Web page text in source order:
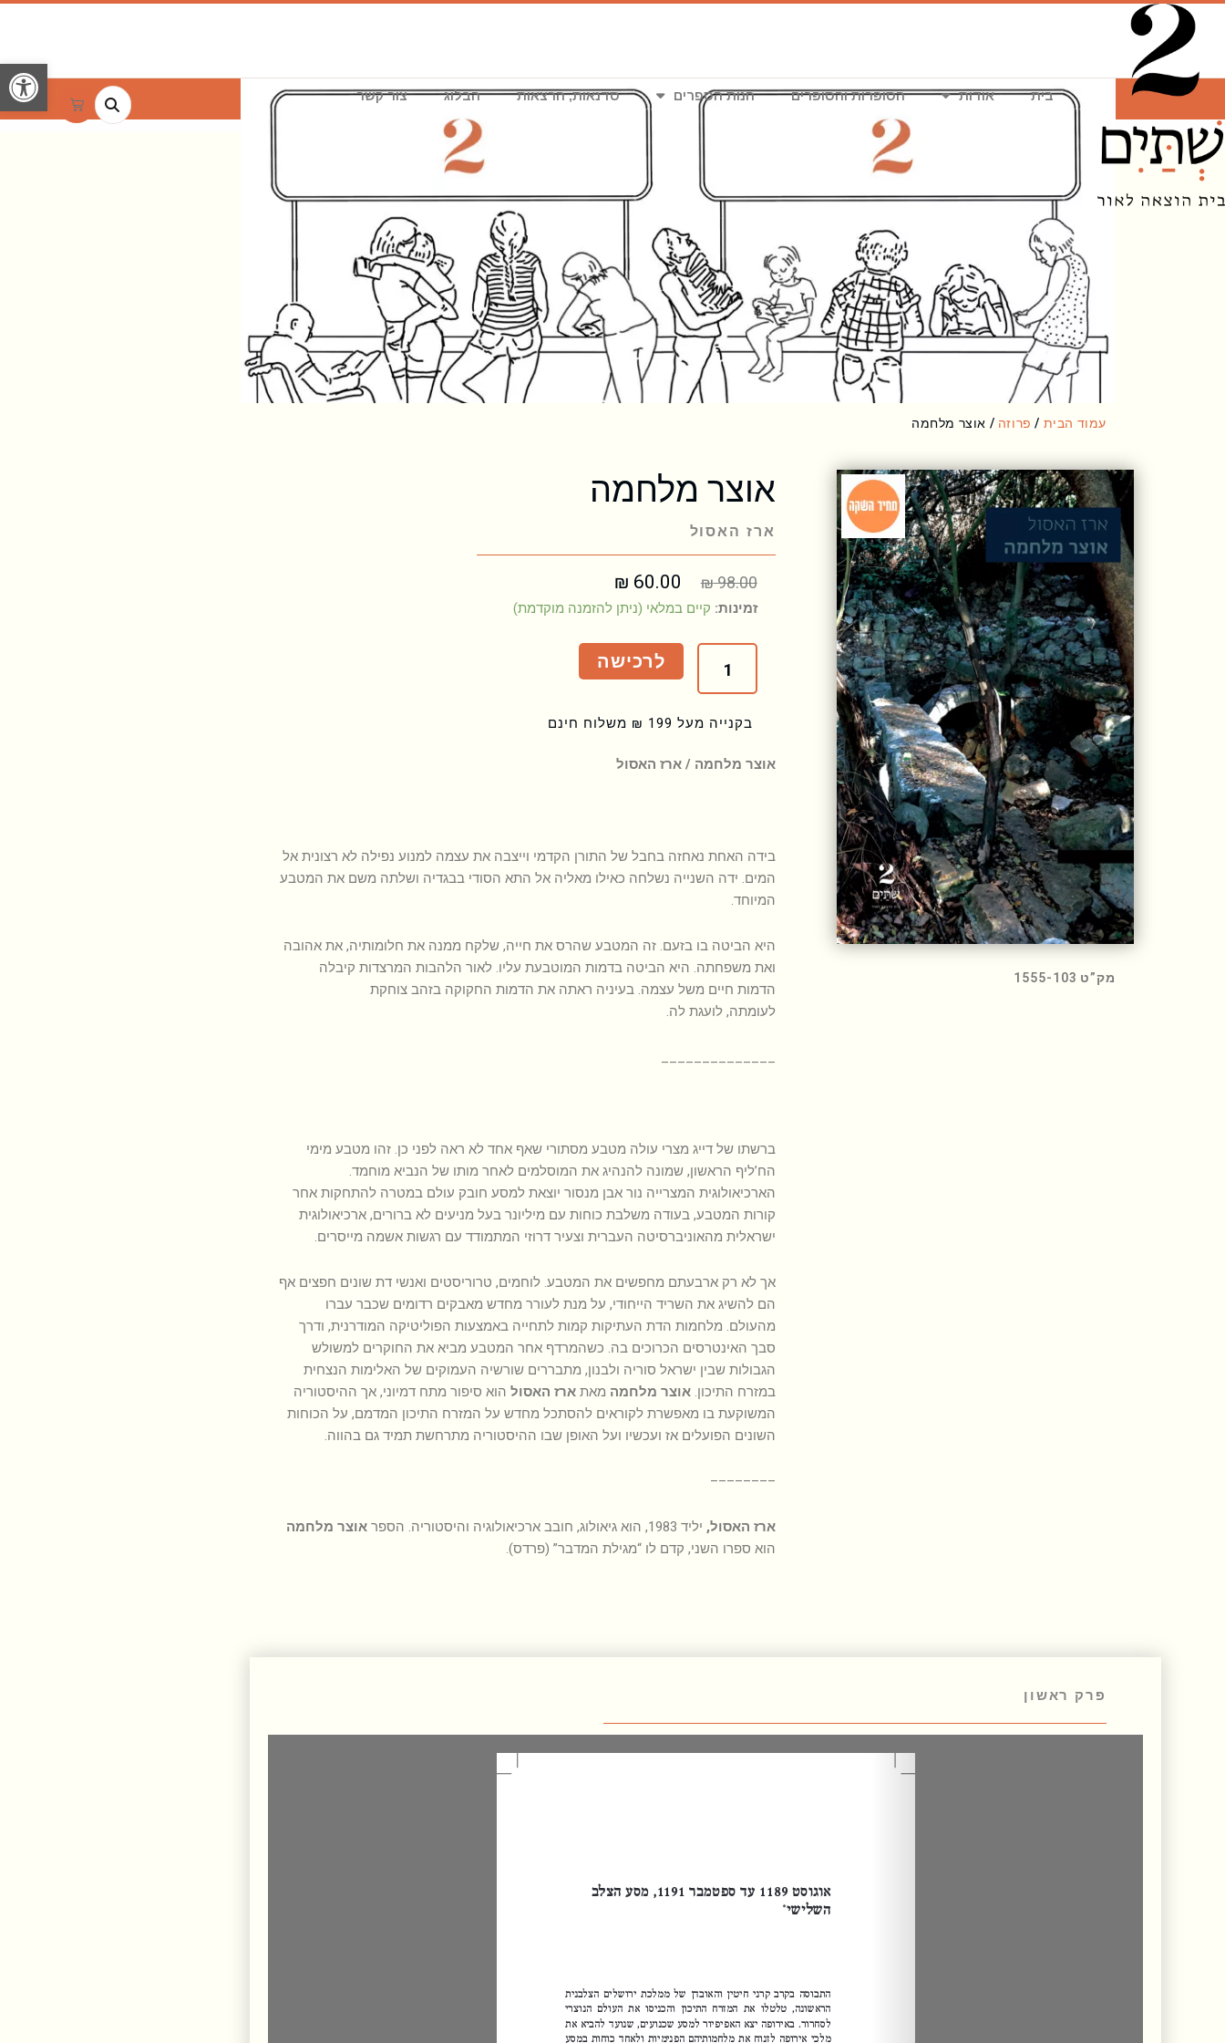
לתוכן
בית אודות הסופרות והסופרים חנות הספרים סדנאות, הרצאות הבלוג צור קשר חיפוש
עגלת
קניות
שְׁתַּיִם בית הוצאה לאור
עמוד הבית / פרוזה / אוצר מלחמה
מק”ט 1555-103
אוצר מלחמה
ארז האסול
₪98.00
המחיר
המקורי
₪ 98.00.
₪ 60.00
הנוכחי
₪ 60.00.
זמינות: קיים במלאי (ניתן להזמנה מוקדמת)
כמות
אוצר
מלחמה
לרכישה
בקנייה מעל 199 ₪ משלוח חינם
אוצר מלחמה / ארז האסול
בידה האחת נאחזה בחבל של התורן הקדמי וייצבה את עצמה למנוע נפילה לא רצונית אל
המים. ידה השנייה נשלחה כאילו מאליה אל התא הסודי בבגדיה ושלתה משם את המטבע
המיוחד.
היא הביטה בו בזעם. זה המטבע שהרס את חייה, שלקח ממנה את חלומותיה, את אהובה
ואת משפחתה. היא הביטה בדמות המוטבעת עליו. לאור הלהבות המרצדות קיבלה
הדמות חיים משל עצמה. בעיניה ראתה את הדמות החקוקה בזהב צוחקת
לעומתה, לועגת לה.
ברשתו של דייג מצרי עולה מטבע מסתורי שאף אחד לא ראה לפני כן. זהו מטבע מימי
הח’ליף הראשון, שמונה להנהיג את המוסלמים לאחר מותו של הנביא מוחמד.
הארכיאולוגית המצרייה נור אבן מנסור יוצאת למסע חובק עולם במטרה להתחקות אחר
קורות המטבע, בעודה משלבת כוחות עם מיליונר בעל מניעים לא ברורים, ארכיאולוגית
ישראלית מהאוניברסיטה העברית וצעיר דרוזי המתמודד עם רגשות אשמה מייסרים.
אך לא רק ארבעתם מחפשים את המטבע. לוחמים, טרוריסטים ואנשי דת שונים חפצים אף
הם להשיג את השריד הייחודי, על מנת לעורר מחדש מאבקים רדומים שכבר עברו
מהעולם. מלחמות הדת העתיקות קמות לתחייה באמצעות הפוליטיקה המודרנית, ודרך
סבך האינטרסים הכרוכים בה. כשהמרדף אחר המטבע מביא את החוקרים למשולש
הגבולות שבין ישראל סוריה ולבנון, מתבררים שורשיה העמוקים של האלימות הנצחית
במזרח התיכון.אוצר מלחמה מאתארז האסול הוא סיפור מתח דמיוני, אך ההיסטוריה
המשוקעת בו מאפשרת לקוראים להסתכל מחדש על המזרח התיכון המדמם, על הכוחות
השונים הפועלים אז ועכשיו ועל האופן שבו ההיסטוריה מתרחשת תמיד גם בהווה.
––––––––
ארז האסול, יליד 1983, הוא גיאולוג, חובב ארכיאולוגיה והיסטוריה. הספר
אוצר מלחמה
הוא ספרו השני, קדם לו “מגילת המדבר” (פרדס).
פרק ראשון